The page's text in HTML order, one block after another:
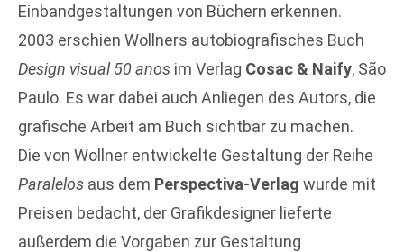
Einbandgestaltungen von Büchern erkennen.
2003 erschien Wollners autobiografisches Buch
Design visual 50 anos im Verlag Cosac & Naify, São
Paulo. Es war dabei auch Anliegen des Autors, die
grafische Arbeit am Buch sichtbar zu machen.
Die von Wollner entwickelte Gestaltung der Reihe
Paralelos aus dem Perspectiva-Verlag wurde mit
Preisen bedacht, der Grafikdesigner lieferte
außerdem die Vorgaben zur Gestaltung